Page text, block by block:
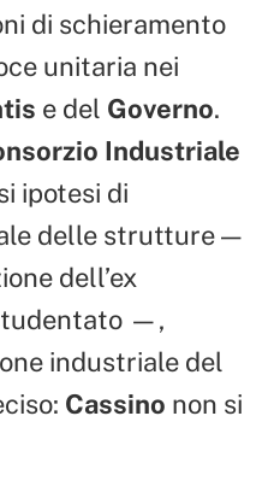
di schieramento
unitaria nei
e del Governo.
Industriale
ipotesi di
delle strutture —
dell’ex
—,
industriale del
Cassino non si